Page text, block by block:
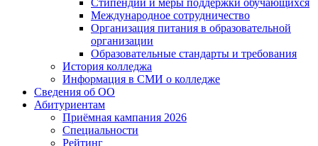
Стипендии и меры поддержки обучающихся
Международное сотрудничество
Организация питания в образовательной
организации
Образовательные стандарты и требования
История колледжа
Информация в СМИ о колледже
Сведения об ОО
Абитуриентам
Приёмная кампания 2026
Специальности
Рейтинг